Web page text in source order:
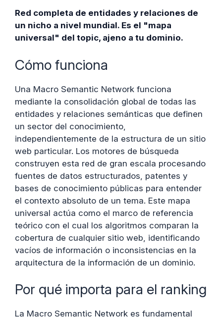
Red completa de entidades y relaciones de
un nicho a nivel mundial. Es el "mapa
universal" del topic, ajeno a tu dominio.
Cómo funciona
Una Macro Semantic Network funciona
mediante la consolidación global de todas las
entidades y relaciones semánticas que definen
un sector del conocimiento,
independientemente de la estructura de un sitio
web particular. Los motores de búsqueda
construyen esta red de gran escala procesando
fuentes de datos estructurados, patentes y
bases de conocimiento públicas para entender
el contexto absoluto de un tema. Este mapa
universal actúa como el marco de referencia
teórico con el cual los algoritmos comparan la
cobertura de cualquier sitio web, identificando
vacíos de información o inconsistencias en la
arquitectura de la información de un dominio.
Por qué importa para el ranking
La Macro Semantic Network es fundamental